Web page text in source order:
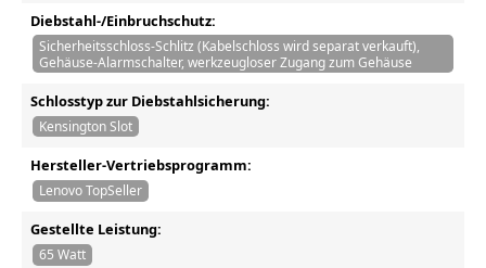
Diebstahl-/Einbruchschutz:
Sicherheitsschloss-Schlitz (Kabelschloss wird separat verkauft),
Gehäuse-Alarmschalter, werkzeugloser Zugang zum Gehäuse
Schlosstyp zur Diebstahlsicherung:
Kensington Slot
Hersteller-Vertriebsprogramm:
Lenovo TopSeller
Gestellte Leistung:
65 Watt